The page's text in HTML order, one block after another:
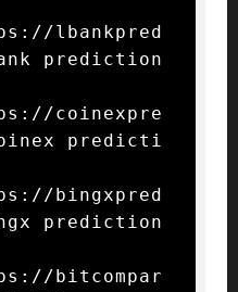
lbankpred
prediction
coinexpre
predicti
bingxpred
prediction
bitcompar